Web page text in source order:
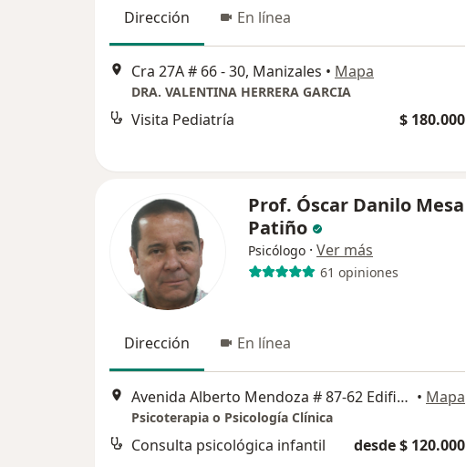
Dirección En línea
Cra 27A # 66 - 30, Manizales • Mapa
DRA. VALENTINA HERRERA GARCIA
Visita Pediatría $ 180.000
Prof. Óscar Danilo Mesa
Patiño
Psicólogo · Ver más
61 opiniones
Dirección En línea
Avenida Alberto Mendoza # 87-62 Edificio Bambú 407, Manizales • Mapa
Psicoterapia o Psicología Clínica
Consulta psicológica infantil desde $ 120.000